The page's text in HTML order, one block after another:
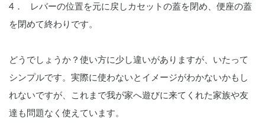
4．   レバーの位置を元に戻しカセットの蓋を閉め、便座の蓋
を閉めて終わりです。
どうでしょうか？使い方に少し違いがありますが、いたって
シンプルです。実際に使わないとイメージがわかないかもし
れないですが、これまで我が家へ遊びに来てくれた家族や友
達も問題なく使えています。